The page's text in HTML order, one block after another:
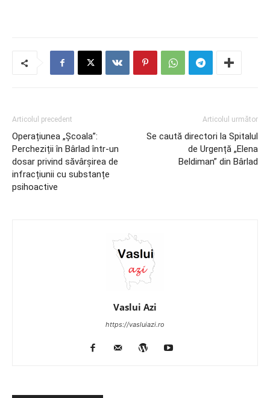
Articolul precedent
Operațiunea „Școala”:
Percheziții în Bârlad într-un
dosar privind săvârșirea de
infracțiunii cu substanțe
psihoactive
Articolul următor
Se caută directori la Spitalul
de Urgență „Elena
Beldiman” din Bârlad
Vaslui Azi
https://vasluiazi.ro